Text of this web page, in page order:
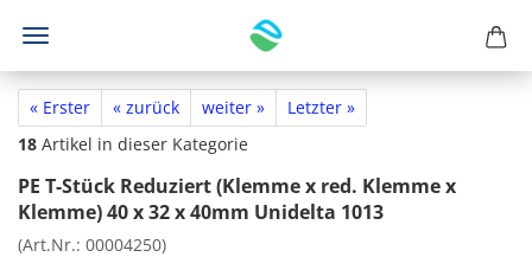
« Erster « zurück weiter »
Letzter »
18 Artikel in dieser Kategorie
PE T-Stück Reduziert (Klemme x red. Klemme x
Klemme) 40 x 32 x 40mm Unidelta 1013
(Art.Nr.: 00004250)